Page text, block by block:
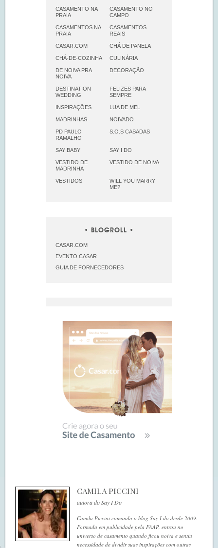
CASAMENTO NA
PRAIA
CASAMENTO NO
CAMPO
CASAMENTOS NA
PRAIA
CASAMENTOS
REAIS
CASAR.COM CHÁ DE PANELA
CHÁ-DE-COZINHA CULINÁRIA
DE NOIVA PRA
NOIVA
DECORAÇÃO
DESTINATION
WEDDING
FELIZES PARA
SEMPRE
INSPIRAÇÕES LUA DE MEL
MADRINHAS NOIVADO
PD PAULO
RAMALHO
S.O.S CASADAS
SAY BABY SAY I DO
VESTIDO DE
MADRINHA
VESTIDO DE NOIVA
VESTIDOS
WILL YOU MARRY
ME?
BLOGROLL
CASAR.COM
EVENTO CASAR
GUIA DE FORNECEDORES
CAMILA PICCINI
autora do Say I Do
Camila Piccini comanda o blog Say I do desde 2009.
Formada em publicidade pela FAAP, entrou no
universo de casamento quando ficou noiva e sentiu
necessidade de dividir suas inspirações com outras